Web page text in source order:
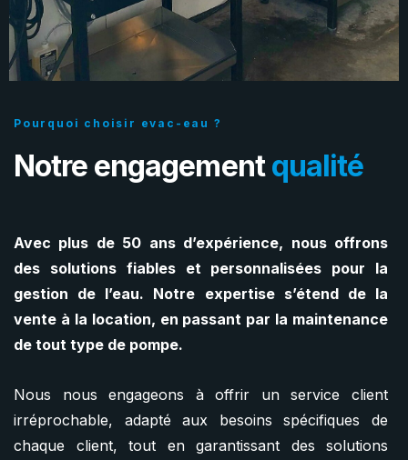
Pourquoi choisir evac-eau ?
Notre engagementqualité
Avec plus de 50 ans d’expérience, nous offrons
des solutions fiables et personnalisées pour la
gestion de l’eau. Notre expertise s’étend de la
vente à la location, en passant par la maintenance
de tout type de pompe.
Nous nous engageons à offrir un service client
irréprochable, adapté aux besoins spécifiques de
chaque client, tout en garantissant des solutions